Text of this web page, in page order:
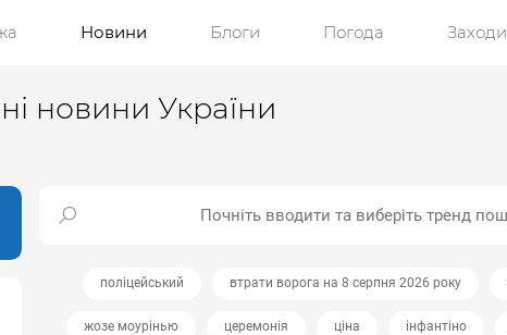
Новини Блоги Погода Заходи
новини України
поліцейський втрати ворога на 8 серпня 2026 року
жозе моурінью церемонія ціна інфантіно